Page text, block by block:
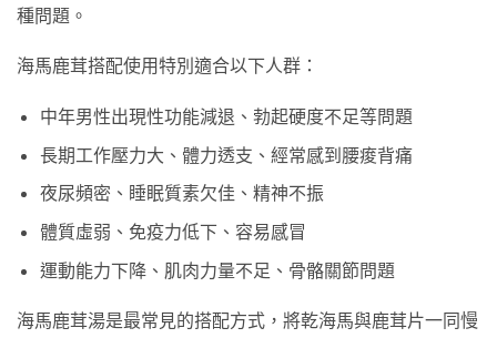
種問題。
海馬鹿茸搭配使用特別適合以下人群：
中年男性出現性功能減退、勃起硬度不足等問題
長期工作壓力大、體力透支、經常感到腰痠背痛
夜尿頻密、睡眠質素欠佳、精神不振
體質虛弱、免疫力低下、容易感冒
運動能力下降、肌肉力量不足、骨骼關節問題
海馬鹿茸湯是最常見的搭配方式，將乾海馬與鹿茸片一同慢